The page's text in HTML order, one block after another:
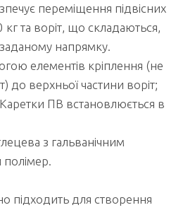
переміщення підвісних
та воріт, що складаються,
напрямку.
елементів кріплення (не
до верхньої частини воріт;
ПВ встановлюється в
з гальванічним
підходить для створення